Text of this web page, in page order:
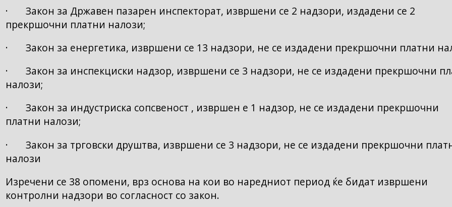
· Закон за Државен пазарен инспекторат, извршени се 2 надзори, издадени се 2
прекршочни платни налози;
· Закон за енергетика, извршени се 13 надзори, не се издадени прекршочни платни
· Закон за инспекциски надзор, извршени се 3 надзори, не се издадени прекршочни
налози;
· Закон за индустриска сопсвеност , извршен е 1 надзор, не се издадени прекршочни
платни налози;
· Закон за трговски друштва, извршени се 3 надзори, не се издадени прекршочни
налози
Изречени се 38 опомени, врз основа на кои во наредниот период ќе бидат извршени
контролни надзори во согласност со закон.